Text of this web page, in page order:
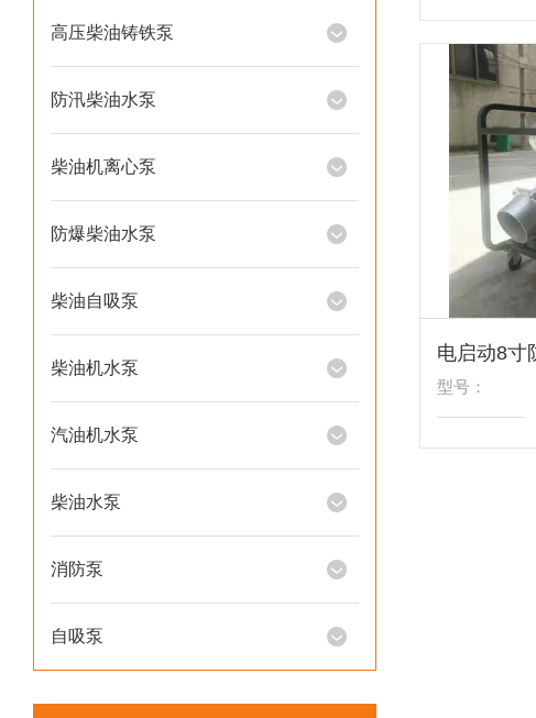
高压柴油铸铁泵
防汛柴油水泵
柴油机离心泵
防爆柴油水泵
柴油自吸泵
柴油机水泵
汽油机水泵
柴油水泵
消防泵
自吸泵
型号：